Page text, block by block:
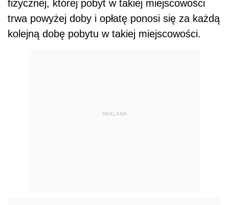
fizycznej, której pobyt w takiej miejscowości
trwa powyżej doby i opłatę ponosi się za każdą
kolejną dobę pobytu w takiej miejscowości.
REKLAMA